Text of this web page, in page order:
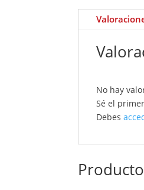
No hay
Sé el
Debes